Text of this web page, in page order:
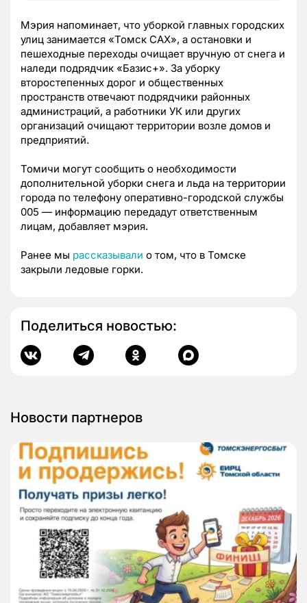
Мэрия напоминает, что уборкой главных городских
улиц занимается «Томск САХ», а остановки и
пешеходные переходы очищает вручную от снега и
наледи подрядчик «Базис+». За уборку
второстепенных дорог и общественных
пространств отвечают подрядчики районных
администраций, а работники УК или других
организаций очищают территории возле домов и
предприятий.
Томичи могут сообщить о необходимости
дополнительной уборки снега и льда на территории
города по телефону оперативно-городской службы
005 — информацию передадут ответственным
лицам, добавляет мэрия.
Ранее мы рассказывали о том, что в Томске
закрыли ледовые горки.
Поделиться новостью:
Новости партнеров